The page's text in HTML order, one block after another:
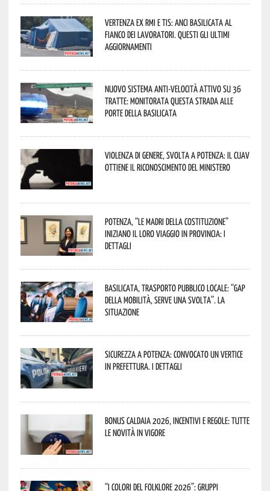
Vertenza ex RMI e TIS: ANCI Basilicata al
fianco dei lavoratori. Questi gli ultimi
aggiornamenti
Nuovo sistema anti-velocità attivo su 36
tratte: monitorata questa strada alle
porte della Basilicata
Violenza di genere, svolta a Potenza: il CUAV
ottiene il riconoscimento del Ministero
Potenza, “Le Madri della Costituzione”
iniziano il loro viaggio in provincia: i
dettagli
Basilicata, trasporto pubblico locale: “Gap
della mobilità, serve una svolta”. La
situazione
Sicurezza a Potenza: convocato un vertice
in Prefettura. I dettagli
Bonus caldaia 2026, incentivi e regole: tutte
le novità in vigore
“I Colori del Folklore 2026”: gruppi